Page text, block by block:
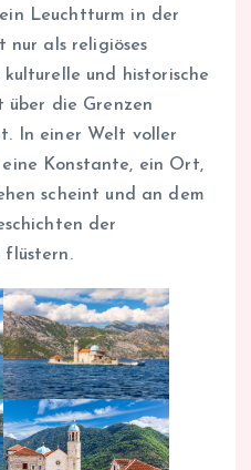
Leuchtturm in der
nur als religiöses
kulturelle und historische
über die Grenzen
In einer Welt voller
Konstante, ein Ort,
scheint und an dem
der
flüstern.